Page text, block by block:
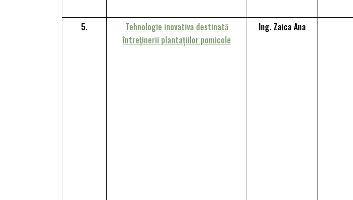
5.
Tehnologie inovativa destinată
întreținerii plantațiilor pomicole
Ing. Zaica Ana